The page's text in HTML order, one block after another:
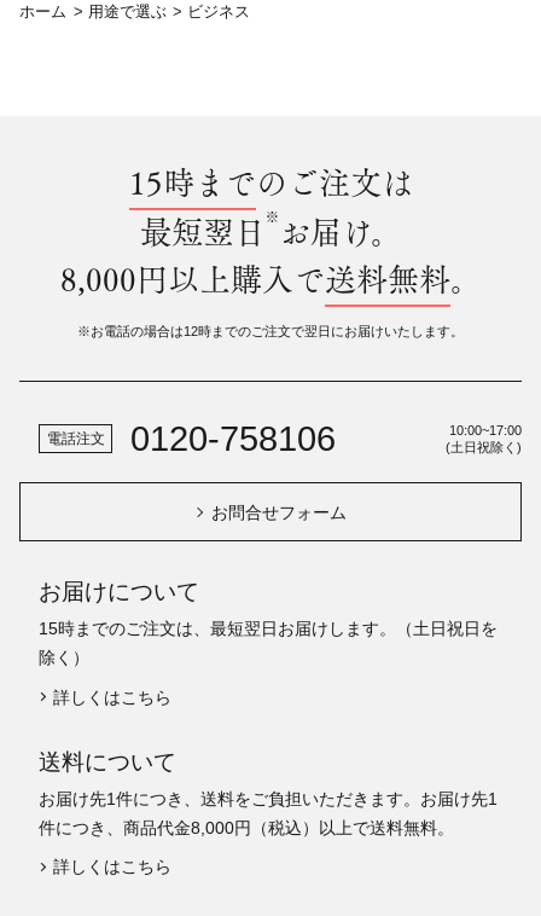
ホーム > 用途で選ぶ > ビジネス
15時までのご注文は
最短翌日 ※ お届け。
8,000円以上購入で送料無料。
※お電話の場合は12時までのご注文で翌日にお届けいたします。
電話注文 0120-758106
10:00~17:00
(土日祝除く)
お問合せフォーム
お届けについて
15時までのご注文は、最短翌日お届けします。（土日祝日を
除く）
詳しくはこちら
送料について
お届け先1件につき、送料をご負担いただきます。お届け先1
件につき、商品代金8,000円（税込）以上で送料無料。
詳しくはこちら